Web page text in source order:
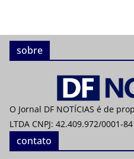
sobre
O Jornal DF NOTÍCIAS é de
LTDA CNPJ: 42.409.972/0001-84
contato